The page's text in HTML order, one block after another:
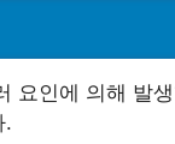
요인에 의해 발생
.